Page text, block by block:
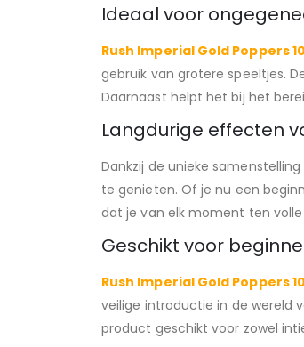
Ideaal voor
Rush Imperial Gold Poppers
gebruik van grotere speeltjes.
Daarnaast helpt het bij het
Langdurige effecten
Dankzij de unieke samenstelling
te genieten. Of je nu een
dat je van elk moment ten
Geschikt voor
Rush Imperial Gold Poppers
veilige introductie in de wereld
product geschikt voor zowel